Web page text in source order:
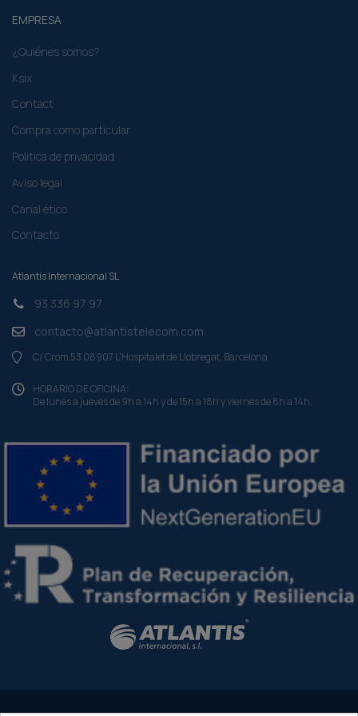
EMPRESA
¿Quiénes somos?
Ksix
Contact
Compra como particular​
Politica de privacidad
Aviso legal
Canal ético
Contacto
Atlantis Internacional SL
93 336 97 97
contacto@atlantistelecom.com
C/ Crom 53 08907 L'Hospitalet de Llobregat. Barcelona
HORARIO DE OFICINA:
De lunes a jueves de 9h a 14h y de 15h a 18h y viernes de 8h a 14h.